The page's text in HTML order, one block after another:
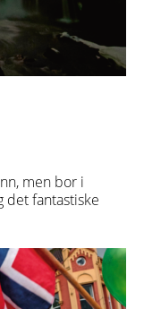
men bor i
det fantastiske